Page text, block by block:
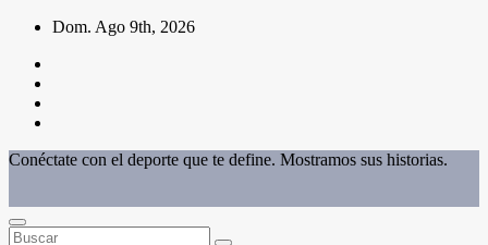
Saltar
contenido
Dom. Ago 9th, 2026
Conéctate con el deporte que te define. Mostramos sus historias.